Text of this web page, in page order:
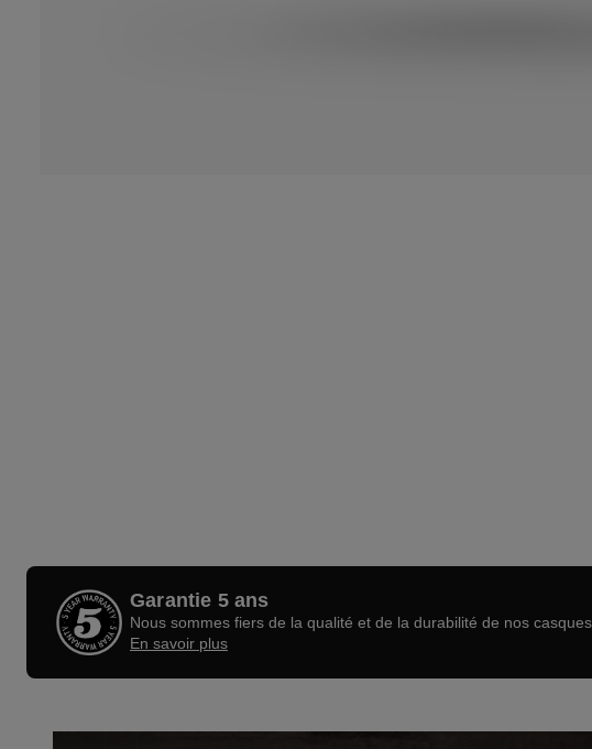
Garantie 5 ans
Nous sommes fiers de la qualité et de la durabilité de nos casques.
En savoir plus